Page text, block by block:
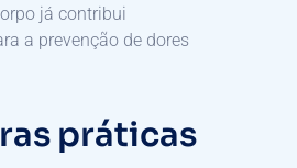
já contribui
a prevenção de dores
práticas